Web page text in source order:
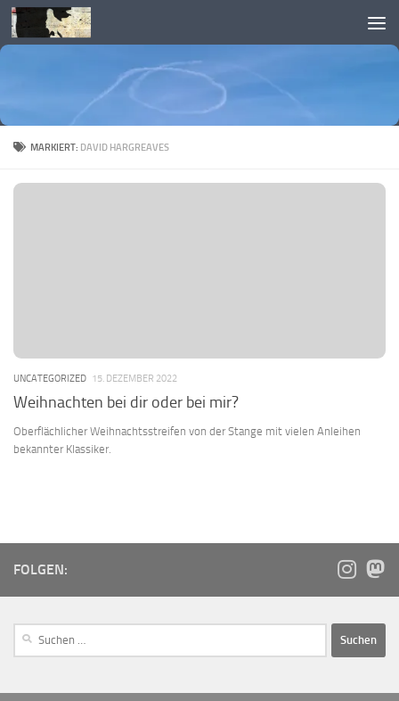
Skip to content
MARKIERT: DAVID HARGREAVES
UNCATEGORIZED 15. DEZEMBER 2022
Weihnachten bei dir oder bei mir?
Oberflächlicher Weihnachtsstreifen von der Stange mit vielen Anleihen
bekannter Klassiker.
FOLGEN: